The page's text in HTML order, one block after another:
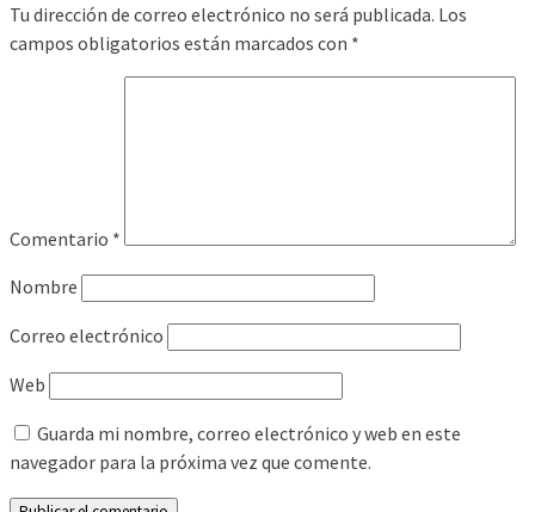
Tu dirección de correo electrónico no será publicada. Los
campos obligatorios están marcados con *
Comentario *
Nombre
Correo electrónico
Web
Guarda mi nombre, correo electrónico y web en este
navegador para la próxima vez que comente.